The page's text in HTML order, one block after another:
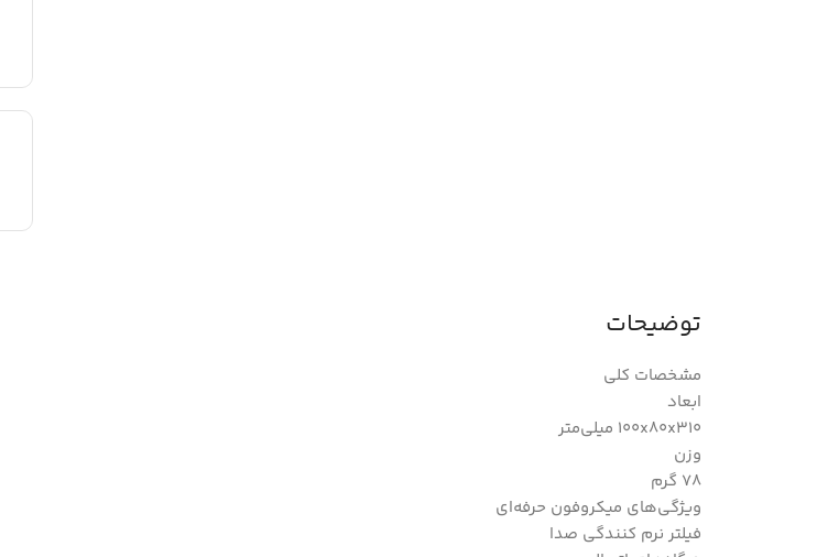
توضیحات
مشخصات کلی
ابعاد
100x80x310 میلی‌متر
وزن
78 گرم
ویژگی‌های میکروفون حرفه‌ای
فیلتر نرم کنندگی صدا